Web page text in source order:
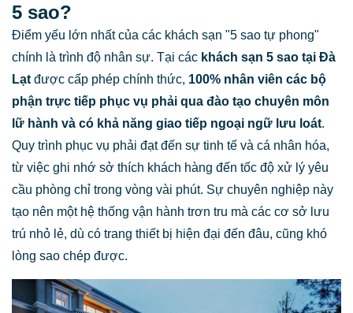
5 sao?
Điểm yếu lớn nhất của các khách sạn "5 sao tự phong"
chính là trình độ nhân sự. Tại các khách sạn 5 sao tại Đà
Lạt được cấp phép chính thức, 100% nhân viên các bộ
phận trực tiếp phục vụ phải qua đào tạo chuyên môn
lữ hành và có khả năng giao tiếp ngoại ngữ lưu loát.
Quy trình phục vụ phải đạt đến sự tinh tế và cá nhân hóa,
từ việc ghi nhớ sở thích khách hàng đến tốc độ xử lý yêu
cầu phòng chỉ trong vòng vài phút. Sự chuyên nghiệp này
tạo nên một hệ thống vận hành trơn tru mà các cơ sở lưu
trú nhỏ lẻ, dù có trang thiết bị hiện đại đến đâu, cũng khó
lòng sao chép được.